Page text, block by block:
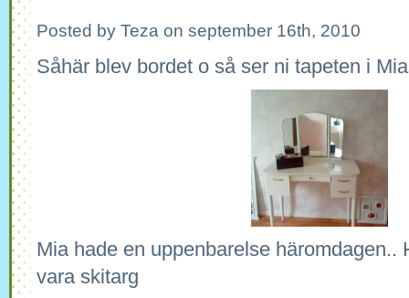
Posted by Teza on september 16th, 2010
Såhär blev bordet o så ser ni tapeten i
Mia hade en uppenbarelse häromdagen..
vara skitarg